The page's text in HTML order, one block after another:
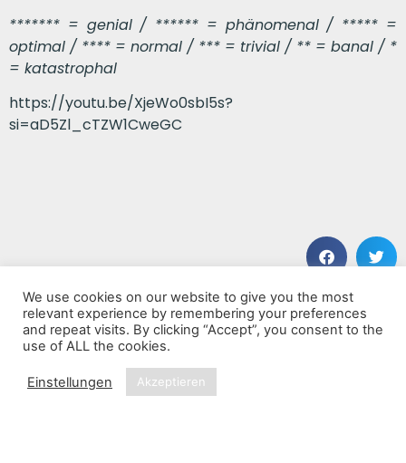
******* = genial / ****** = phänomenal / ***** =
optimal / **** = normal / *** = trivial / ** = banal / *
= katastrophal
https://youtu.be/XjeWo0sbI5s?
si=aD5Zl_cTZW1CweGC
VORHERIGER BEITRAG
Number 3 Monkey
NÄCHSTER BEITRAG
Fever
We use cookies on our website to give you the most
relevant experience by remembering your preferences
and repeat visits. By clicking “Accept”, you consent to the
use of ALL the cookies.
Einstellungen Akzeptieren